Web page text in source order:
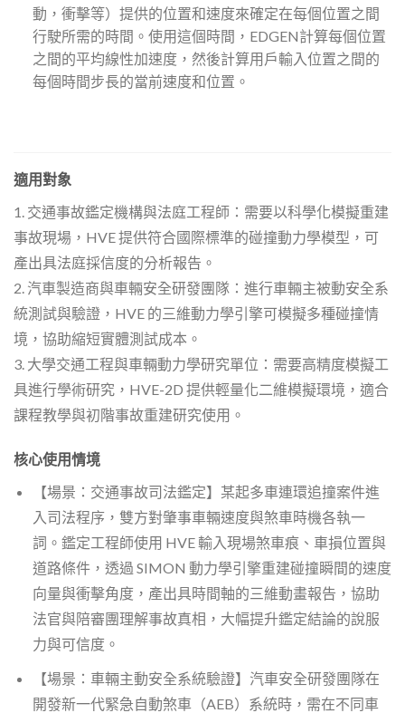
動，衝擊等）提供的位置和速度來確定在每個位置之間
行駛所需的時間。使用這個時間，EDGEN計算每個位置
之間的平均線性加速度，然後計算用戶輸入位置之間的
每個時間步長的當前速度和位置。
適用對象
1. 交通事故鑑定機構與法庭工程師：需要以科學化模擬重建
事故現場，HVE 提供符合國際標準的碰撞動力學模型，可
產出具法庭採信度的分析報告。
2. 汽車製造商與車輛安全研發團隊：進行車輛主被動安全系
統測試與驗證，HVE 的三維動力學引擎可模擬多種碰撞情
境，協助縮短實體測試成本。
3. 大學交通工程與車輛動力學研究單位：需要高精度模擬工
具進行學術研究，HVE-2D 提供輕量化二維模擬環境，適合
課程教學與初階事故重建研究使用。
核心使用情境
【場景：交通事故司法鑑定】某起多車連環追撞案件進
入司法程序，雙方對肇事車輛速度與煞車時機各執一
詞。鑑定工程師使用 HVE 輸入現場煞車痕、車損位置與
道路條件，透過 SIMON 動力學引擎重建碰撞瞬間的速度
向量與衝擊角度，產出具時間軸的三維動畫報告，協助
法官與陪審團理解事故真相，大幅提升鑑定結論的說服
力與可信度。
【場景：車輛主動安全系統驗證】汽車安全研發團隊在
開發新一代緊急自動煞車（AEB）系統時，需在不同車